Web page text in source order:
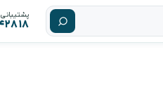
۴۲۸۱۸ -